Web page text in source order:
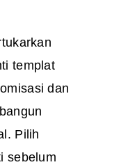
templat
dan
Pilih
sebelum